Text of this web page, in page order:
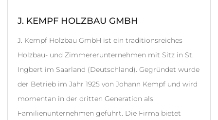
J. KEMPF HOLZBAU GMBH
J. Kempf Holzbau GmbH ist ein traditionsreiches
Holzbau- und Zimmererunternehmen mit Sitz in St.
Ingbert im Saarland (Deutschland). Gegründet wurde
der Betrieb im Jahr 1925 von Johann Kempf und wird
momentan in der dritten Generation als
Familienunternehmen geführt. Die Firma bietet